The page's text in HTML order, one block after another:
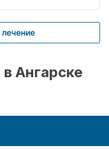
Ангарске